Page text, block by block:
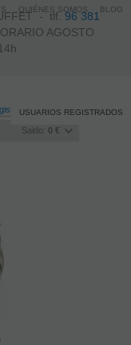
-tlf.96 381
AGOSTO
/Iniciar sesión
Saldo: 0 €
USUARIOS REGISTRADOS
QUIÉNES SOMOS BLOG